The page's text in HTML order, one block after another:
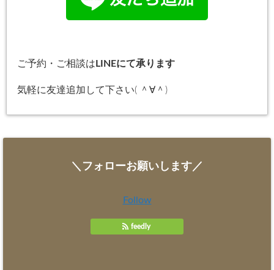
ご予約・ご相談は LINEにて承ります
気軽に友達追加して下さい( ＾∀＾)
＼フォローお願いします／
Follow
feedly